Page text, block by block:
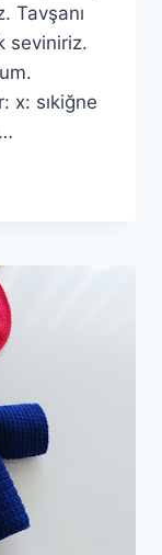
Tavşanı
seviniriz.
x: sıkiğne